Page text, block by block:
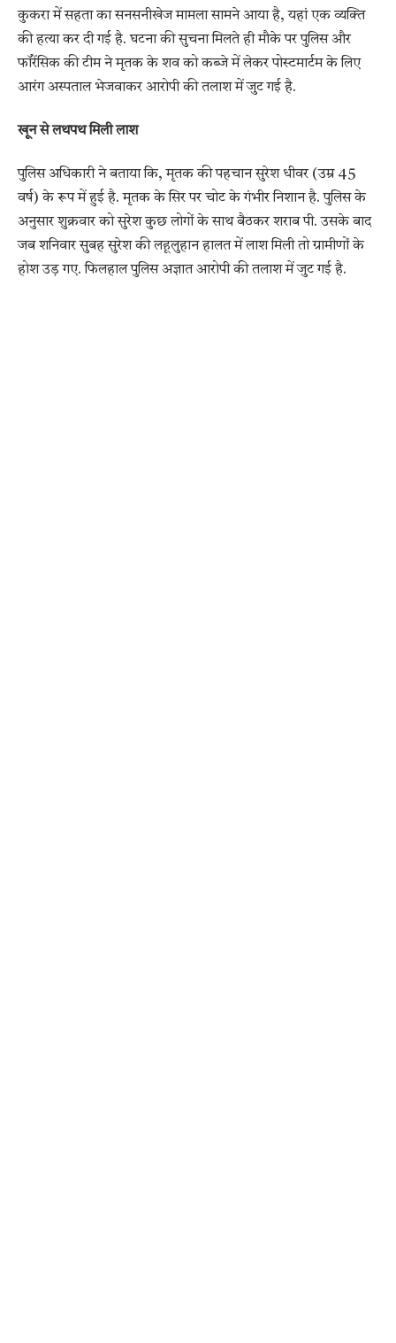
कुकरा में सहता का सनसनीखेज मामला सामने आया है, यहां एक व्यक्ति
की हत्या कर दी गई है. घटना की सुचना मिलते ही मौके पर पुलिस और
फॉरेंसिक की टीम ने मृतक के शव को कब्जे में लेकर पोस्टमार्टम के लिए
आरंग अस्पताल भेजवाकर आरोपी की तलाश में जुट गई है.
खून से लथपथ मिली लाश
पुलिस अधिकारी ने बताया कि, मृतक की पहचान सुरेश धीवर (उम्र 45
वर्ष) के रूप में हुई है. मृतक के सिर पर चोट के गंभीर निशान है. पुलिस के
अनुसार शुक्रवार को सुरेश कुछ लोगों के साथ बैठकर शराब पी. उसके बाद
जब शनिवार सुबह सुरेश की लहूलुहान हालत में लाश मिली तो ग्रामीणों के
होश उड़ गए. फिलहाल पुलिस अज्ञात आरोपी की तलाश में जुट गई है.